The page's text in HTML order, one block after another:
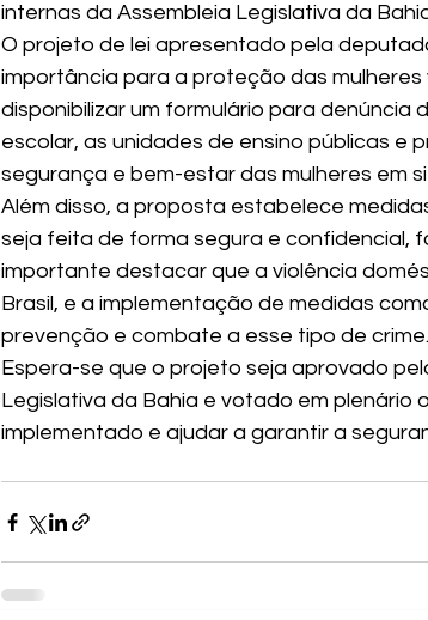
internas da Assembleia Legislativa da
O projeto de lei apresentado pela
importância para a proteção das mulheres
disponibilizar um formulário para
escolar, as unidades de ensino públicas e
segurança e bem-estar das mulheres em
Além disso, a proposta estabelece
seja feita de forma segura e confidencial,
importante destacar que a violência
Brasil, e a implementação de medidas
prevenção e combate a esse tipo de crime.
Espera-se que o projeto seja aprovado
Legislativa da Bahia e votado em plenário
implementado e ajudar a garantir a